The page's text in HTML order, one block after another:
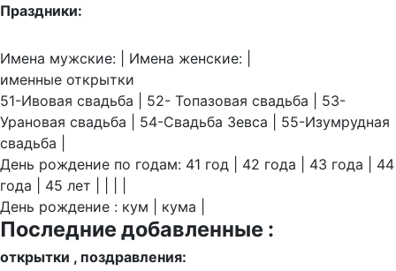
Праздники:
Имена мужские: | Имена женские: |
именные открытки
51-Ивовая свадьба | 52- Топазовая свадьба | 53-
Урановая свадьба | 54-Свадьба Зевса | 55-Изумрудная
свадьба |
День рождение по годам: 41 год | 42 года | 43 года | 44
года | 45 лет | | | |
День рождение : кум | кума |
Последние добавленные :
открытки , поздравления: